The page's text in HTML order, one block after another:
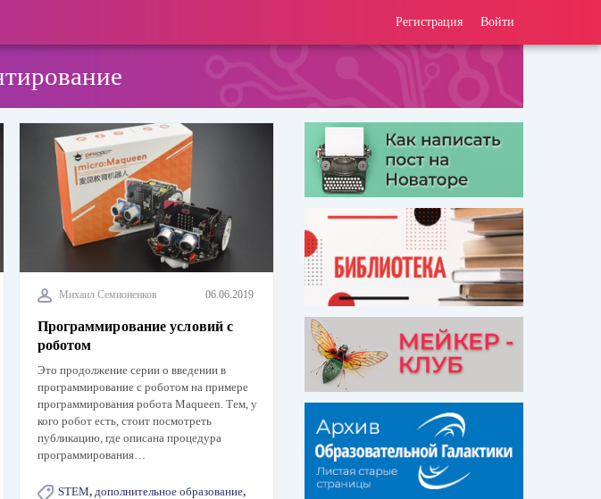
Регистрация Войти
Михаил Семионенков 06.06.2019
Программирование условий с
роботом
Это продолжение серии о введении в
программирование с роботом на примере
программирования робота Maqueen. Тем, у
кого робот есть, стоит посмотреть
публикацию, где описана процедура
программирования…
STEM, дополнительное образование,